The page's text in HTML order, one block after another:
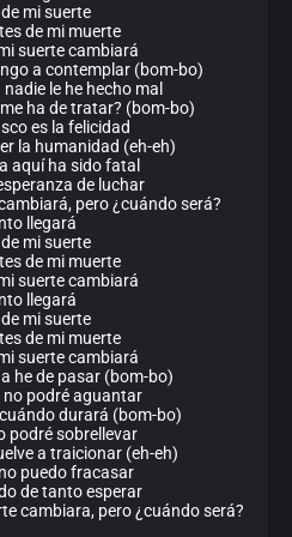
mi suerte
de mi muerte
suerte cambiará
a contemplar (bom-bo)
le he hecho mal
ha de tratar? (bom-bo)
es la felicidad
la humanidad (eh-eh)
aquí ha sido fatal
de luchar
pero ¿cuándo será?
llegará
mi suerte
de mi muerte
suerte cambiará
llegará
mi suerte
de mi muerte
suerte cambiará
he de pasar (bom-bo)
no podré aguantar
durará (bom-bo)
podré sobrellevar
a traicionar (eh-eh)
puedo fracasar
de tanto esperar
cambiara, pero ¿cuándo será?